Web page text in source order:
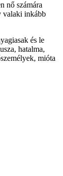
nő számára
valaki inkább
és le
hatalma,
mióta